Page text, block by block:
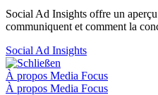
Social Ad Insights offre un
communiquent et comment la
Social Ad Insights
Schließen
À propos Media Focus
À propos Media Focus